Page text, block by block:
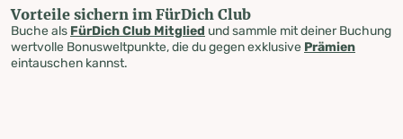
Vorteile sichern im FürDich Club
Buche als FürDich Club Mitglied und sammle mit deiner Buchung
wertvolle Bonusweltpunkte, die du gegen exklusive Prämien
eintauschen kannst.